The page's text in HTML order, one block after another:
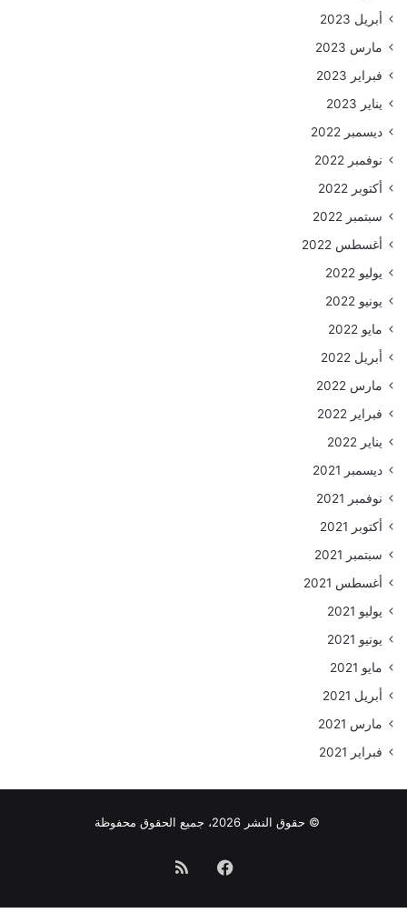
أبريل 2023
مارس 2023
فبراير 2023
يناير 2023
ديسمبر 2022
نوفمبر 2022
أكتوبر 2022
سبتمبر 2022
أغسطس 2022
يوليو 2022
يونيو 2022
مايو 2022
أبريل 2022
مارس 2022
فبراير 2022
يناير 2022
ديسمبر 2021
نوفمبر 2021
أكتوبر 2021
سبتمبر 2021
أغسطس 2021
يوليو 2021
يونيو 2021
مايو 2021
أبريل 2021
مارس 2021
فبراير 2021
© حقوق النشر 2026، جميع الحقوق محفوظة
فيسبوكملخص